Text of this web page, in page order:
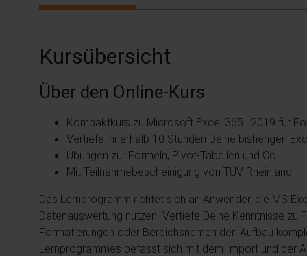
Kursübersicht
Über den Online-Kurs
Kompaktkurs zu Microsoft Excel 365 | 2019 für
Vertiefe innerhalb 10 Stunden Deine bisherigen
Übungen zur Formeln, Pivot-Tabellen und Co.
Mit Teilnahmebescheinigung von TÜV Rheinland
Das Lernprogramm richtet sich an Anwender, die MS
Datenauswertung nutzen. Vertiefe Deine Kenntnisse zu
Formatierungen oder Bereichsnamen den Aufbau
Lernprogrammes befasst sich mit dem Import und der